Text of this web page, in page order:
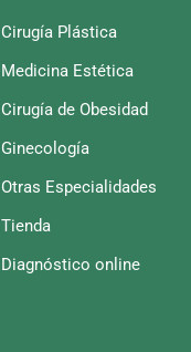
Cirugía Plástica
Medicina Estética
Cirugía de Obesidad
Ginecología
Otras Especialidades
Tienda
Diagnóstico online